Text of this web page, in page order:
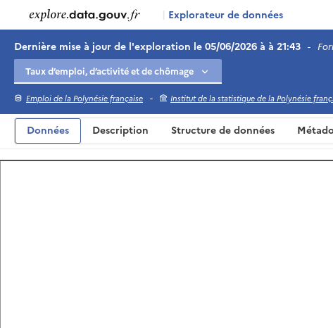
| Explorateur de données
Dernière mise à jour de l'exploration le 05/06/2026 à à 21:43 -
Emploi de la Polynésie française - Institut de la statistique de la Polynésie
Données Description Structure de données